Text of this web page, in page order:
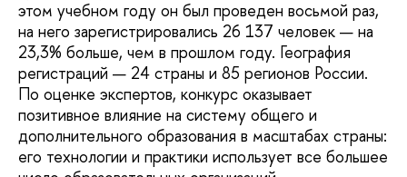
этом учебном году он был проведен восьмой раз,
на него зарегистрировались 26 137 человек — на
23,3% больше, чем в прошлом году. География
регистраций — 24 страны и 85 регионов России.
По оценке экспертов, конкурс оказывает
позитивное влияние на систему общего и
дополнительного образования в масштабах страны:
его технологии и практики использует все большее